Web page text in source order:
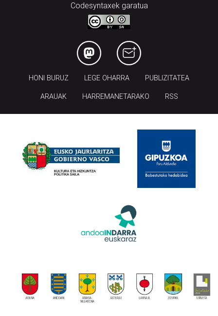
Codesyntaxek garatua
HONI BURUZ LEGE OHARRA PUBLIZITATEA
ARAUAK HARREMANETARAKO RSS